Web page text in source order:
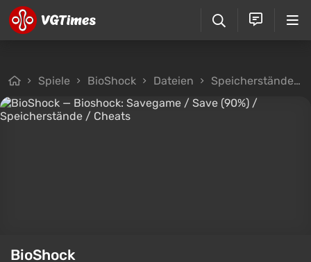
Spiele BioShock Dateien Speicherstände
BioShock